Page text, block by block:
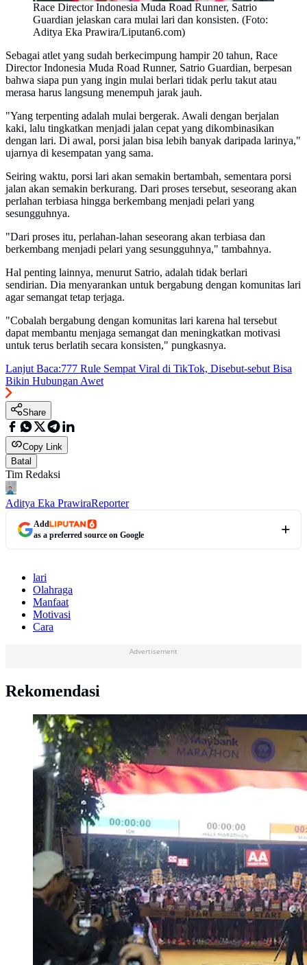
Race Director Indonesia Muda Road Runner, Satrio
Guardian jelaskan cara mulai lari dan konsisten. (Foto:
Aditya Eka Prawira/Liputan6.com)
Sebagai atlet yang sudah berkecimpung hampir 20 tahun, Race
Director Indonesia Muda Road Runner, Satrio Guardian, berpesan
bahwa siapa pun yang ingin mulai berlari tidak perlu takut atau
merasa harus langsung menempuh jarak jauh.
"Yang terpenting adalah mulai bergerak. Awali dengan berjalan
kaki, lalu tingkatkan menjadi jalan cepat yang dikombinasikan
dengan lari. Di awal, porsi jalan bisa lebih banyak daripada larinya,"
ujarnya di kesempatan yang sama.
Seiring waktu, porsi lari akan semakin bertambah, sementara porsi
jalan akan semakin berkurang. Dari proses tersebut, seseorang akan
perlahan terbiasa hingga berkembang menjadi pelari yang
sesungguhnya.
"Dari proses itu, perlahan-lahan seseorang akan terbiasa dan
berkembang menjadi pelari yang sesungguhnya," tambahnya.
Hal penting lainnya, menurut Satrio, adalah tidak berlari
sendirian. Dia menyarankan untuk bergabung dengan komunitas lari
agar semangat tetap terjaga.
"Cobalah bergabung dengan komunitas lari karena hal tersebut
dapat membantu menjaga semangat dan meningkatkan motivasi
untuk terus berlatih secara konsisten," pungkasnya.
Lanjut Baca:777 Rule Sempat Viral di TikTok, Disebut-sebut Bisa
Bikin Hubungan Awet
Share
Copy Link
Batal
Tim Redaksi
Aditya Eka PrawiraReporter
Add
as a preferred source on Google
lari
Olahraga
Manfaat
Motivasi
Cara
Advertisement
Rekomendasi